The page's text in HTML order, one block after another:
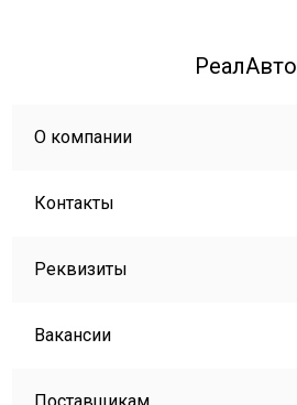
РеалАвто
О компании
Контакты
Реквизиты
Вакансии